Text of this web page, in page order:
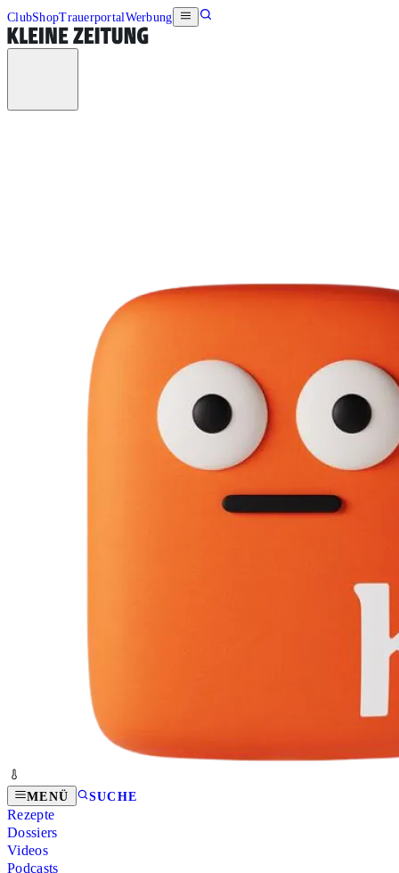
ClubShopTrauerportalWerbung
MENÜ SUCHE
Rezepte
Dossiers
Videos
Podcasts